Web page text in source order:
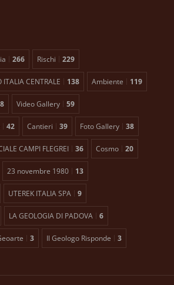
266 Rischi 229
ITALIA CENTRALE 138 Ambiente 119
Video Gallery 59
42 Cantieri 39 Foto Gallery 38
CAMPI FLEGREI 36 Cosmo 20
23 novembre 1980 13
UTEREK ITALIA SPA 9
LA GEOLOGIA DI PADOVA 6
3 Il Geologo Risponde 3